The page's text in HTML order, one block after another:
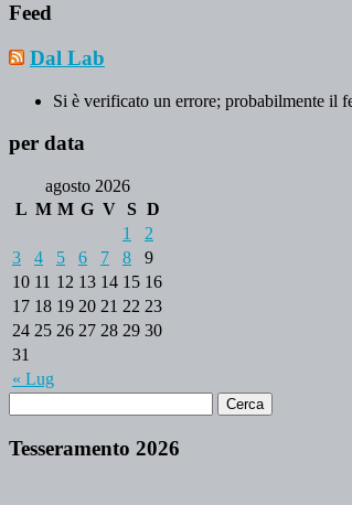
Feed
Dal Lab
Si è verificato un errore; probabilmente il
per data
agosto 2026
L M M G V S D
« Lug
1
2
3
4 5 6 7 8
9
10 11 12 13 14 15 16
17 18 19 20 21 22 23
24 25 26 27 28 29 30
31
Tesseramento 2026